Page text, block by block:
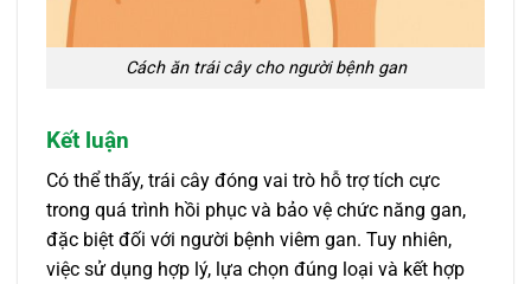
Cách ăn trái cây cho người bệnh gan
Kết luận
Có thể thấy, trái cây đóng vai trò hỗ trợ tích cực
trong quá trình hồi phục và bảo vệ chức năng gan,
đặc biệt đối với người bệnh viêm gan. Tuy nhiên,
việc sử dụng hợp lý, lựa chọn đúng loại và kết hợp